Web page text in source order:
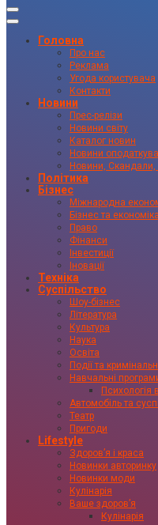
Головна
Про нас
Реклама
Угода користувача
Контакти
Новини
Прес-релізи
Новини світу
Каталог новин
Новини
Новини, Скандали,
Політика
Бізнес
Міжнародна
Бізнес та економіка
Право
Фінанси
Інвестиції
Іновації
Техніка
Суспільство
Шоу-бізнес
Література
Культура
Наука
Освіта
Події та
Навчальні
Психологія
Автомобіль та
Театр
Пригоди
Lifestyle
Здоровʼя і краса
Новинки авторинку
Новинки моди
Кулінарія
Ваше здоровʼя
Кулінарія